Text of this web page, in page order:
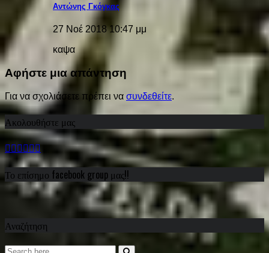
Αντώνης Γκόγκας
27 Νοέ 2018 10:47 μμ
καψα
Αφήστε μια απάντηση
Για να σχολιάσετε πρέπει να συνδεθείτε.
Ακολουθήστε μας
Το επίσημο facebook group μας!!
Αναζήτηση